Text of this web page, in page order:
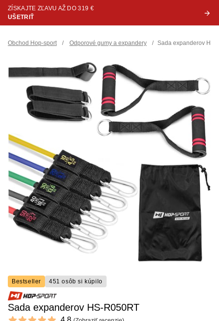
ZÍSKAJTE ZĽAVU AŽ DO 319 €
UŠETRIŤ
Obchod Hop-sport / Odporové gumy a expandery / Sada expanderov HS-
Bestseller 451 osôb si kúpilo
Sada expanderov HS-R050RT